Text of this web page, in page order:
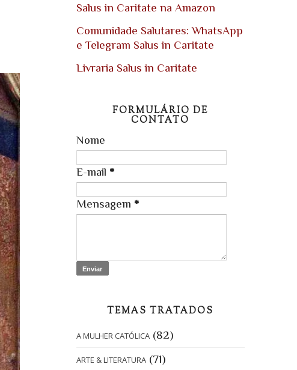
Salus in Caritate na Amazon
Comunidade Salutares: WhatsApp
e Telegram Salus in Caritate
Livraria Salus in Caritate
FORMULÁRIO DE
CONTATO
Nome
E-mail *
Mensagem *
TEMAS TRATADOS
A MULHER CATÓLICA (82)
ARTE & LITERATURA (71)